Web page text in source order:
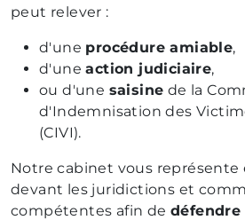
peut relever :
d'une procédure amiable,
d'uneaction judiciaire,
ou d'une saisine de la
d'Indemnisation des
(CIVI).
Notre cabinet vous représente
devant les juridictions et
compétentes afin de défendre